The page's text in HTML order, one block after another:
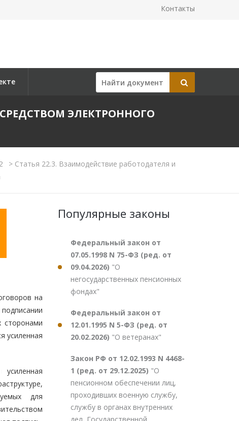
Контакты
ЭЛЕКТРОННОГО
> Статья 22.3. Взаимодействие работодателя и
на
сторонами
усиленная
для
Популярные законы
Федеральный закон от
07.05.1998 N 75-ФЗ (ред. от
09.04.2026) "О
негосударственных пенсионных
фондах"
Федеральный закон от
12.01.1995 N 5-ФЗ (ред. от
20.02.2026) "О ветеранах"
Закон РФ от 12.02.1993 N 4468-
1 (ред. от 29.12.2025) "О
пенсионном обеспечении лиц,
проходивших военную службу,
службу в органах внутренних